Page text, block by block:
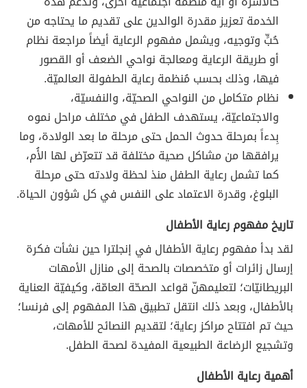
الخدمة تعزيز مقدرة الوالدين على تقديم ما يحتاجه من
حُبٍّ وتوجيه، ويشمل مفهوم الرعاية أيضاً مراجعة نظام
أو طريقة الرعاية ومعالجة نواحي الضعف أو القصور
فيها، وذلك بحسب مُنظمة رعاية الطفولة العالميّة.
نظام متكامل من النواحي الصحيّة، والنفسيّة،
والاجتماعيّة، يستهدف الطفل في مختلف مراحل نموه
بِدءاً بمرحلة حدوث الحمل حتى مرحلة ما بعد الولادة، وما
يرافقها من مشاكل صحية مختلفة قد تتعرّض لها الأُم،
كما تشمل رعاية الطفل منذ لحظة ولادته حتى مرحلة
البلوغ، وقدرة الاعتماد على النفس في كل شؤون الحياة.
تاريخ مفهوم رعاية الأطفال
لقد بدأ مفهوم رعاية الأطفال في إنجلترا حين نشأت فكرة
إرسال زائرات أو متخصصات بالصحة إلى منازل الأمهات
البريطانيّات؛ لتعليمهنّ قواعد الصحّة العامّة، وكيفيّة العناية
بالأطفال، وبعد ذلك انتقل تطبيق هذا المفهوم إلى فرنسا؛
حيث تم افتتاح مراكز رعاية؛ لتقديم النصائح للأمهات،
وتشجيع الرضاعة الطبيعية المفيدة لصحة الطفل.
أهمية رعاية الأطفال